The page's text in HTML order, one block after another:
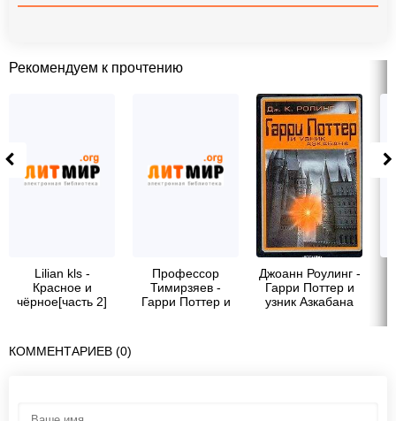
Рекомендуем к прочтению
Lilian kls -
Красное и
чёрное[часть 2]
Профессор
Тимирзяев -
Гарри Поттер и
Джоанн Роулинг -
Гарри Поттер и
узник Азкабана
КОММЕНТАРИЕВ (0)